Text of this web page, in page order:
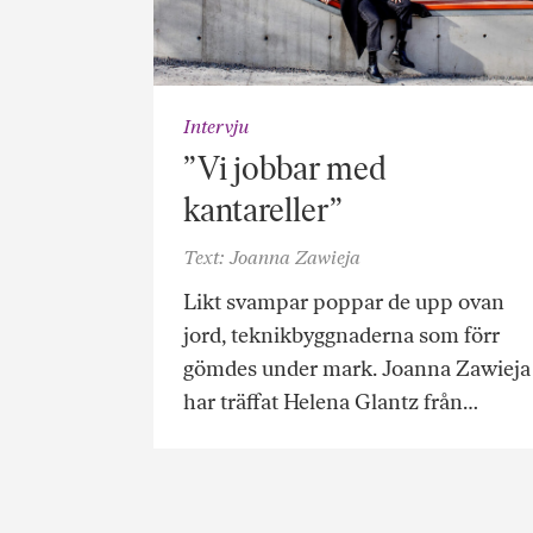
Intervju
”Vi jobbar med
kantareller”
Text: Joanna Zawieja
Likt svampar poppar de upp ovan
jord, teknikbyggnaderna som förr
gömdes under mark. Joanna Zawieja
har träffat Helena Glantz från…